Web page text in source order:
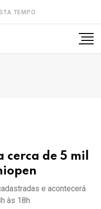
TEMPO
cerca de 5 mil
e acontecerá
às 18h